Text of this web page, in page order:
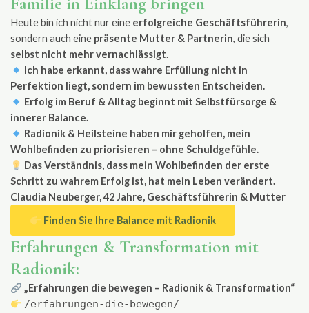
Heute bin ich nicht nur eine erfolgreiche Geschäftsführerin,
sondern auch eine präsente Mutter & Partnerin, die sich
selbst nicht mehr vernachlässigt.
Ich habe erkannt, dass wahre Erfüllung nicht in
Perfektion liegt, sondern im bewussten Entscheiden.
Erfolg im Beruf & Alltag beginnt mit Selbstfürsorge &
innerer Balance.
Radionik & Heilsteine haben mir geholfen, mein
Wohlbefinden zu priorisieren – ohne Schuldgefühle.
Das Verständnis, dass mein Wohlbefinden der erste
Schritt zu wahrem Erfolg ist, hat mein Leben verändert.
Claudia Neuberger, 42 Jahre, Geschäftsführerin & Mutter
Finden Sie Ihre Balance mit Radionik
Erfahrungen & Transformation mit
Radionik:
„Erfahrungen die bewegen – Radionik & Transformation“
/erfahrungen-die-bewegen/